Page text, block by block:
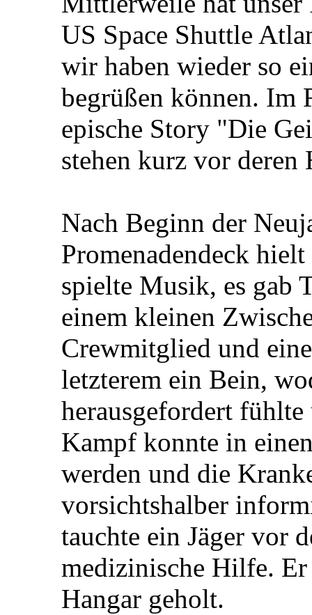
US Space Shuttle
wir haben wieder so
begrüßen können. Im
epische Story "Die
stehen kurz vor deren
Nach Beginn der
Promenadendeck
spielte Musik, es gab
einem kleinen
Crewmitglied und
letzterem ein Bein,
herausgefordert
Kampf konnte in
werden und die
vorsichtshalber
tauchte ein Jäger vor
medizinische Hilfe.
Hangar geholt.